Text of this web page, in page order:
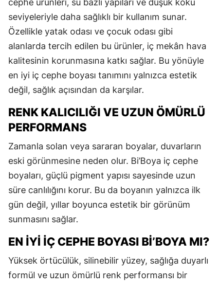
cephe ürünleri, su bazlı yapıları ve düşük koku
seviyeleriyle daha sağlıklı bir kullanım sunar.
Özellikle yatak odası ve çocuk odası gibi
alanlarda tercih edilen bu ürünler, iç mekân hava
kalitesinin korunmasına katkı sağlar. Bu yönüyle
en iyi iç cephe boyası tanımını yalnızca estetik
değil, sağlık açısından da karşılar.
RENK KALICILIĞI VE UZUN ÖMÜRLÜ
PERFORMANS
Zamanla solan veya sararan boyalar, duvarların
eski görünmesine neden olur. Bi’Boya iç cephe
boyaları, güçlü pigment yapısı sayesinde uzun
süre canlılığını korur. Bu da boyanın yalnızca ilk
gün değil, yıllar boyunca estetik bir görünüm
sunmasını sağlar.
EN İYI İÇ CEPHE BOYASI BI’BOYA MI?
Yüksek örtücülük, silinebilir yüzey, sağlığa duyarlı
formül ve uzun ömürlü renk performansı bir